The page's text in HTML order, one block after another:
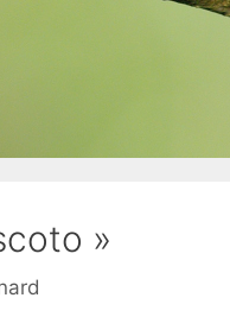
»